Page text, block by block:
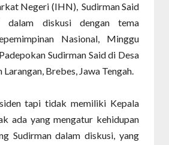
Negeri (IHN), Sudirman Said
dalam diskusi dengan tema
Nasional, Minggu
Sudirman Said di Desa
Brebes, Jawa Tengah.
tapi tidak memiliki Kepala
ada yang mengatur kehidupan
Sudirman dalam diskusi, yang